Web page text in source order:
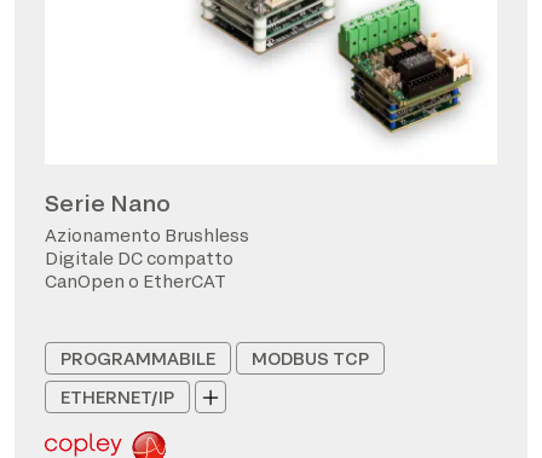
Serie Nano
Azionamento Brushless
Digitale DC compatto
CanOpen o EtherCAT
PROGRAMMABILE
MODBUS TCP
ETHERNET/IP